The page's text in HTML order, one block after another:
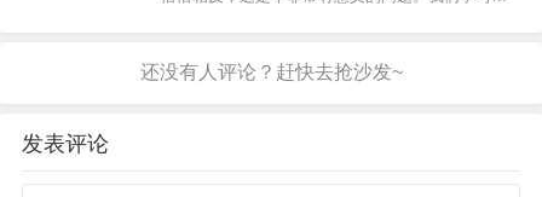
解释这个问题，不玩公式推导的符号游戏。希望能
带来新的启发。为…
发表评论